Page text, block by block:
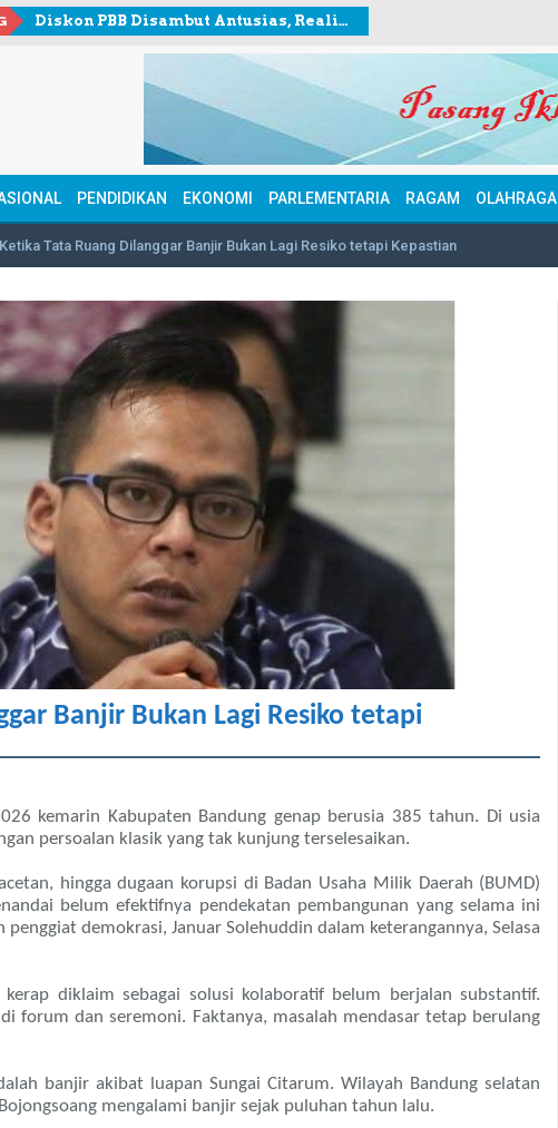
Diskon PBB Disambut Antusias, Realisasi Penerimaan Lampaui Rp307 Miliar
PENDIDIKAN EKONOMI PARLEMENTARIA RAGAM OLAHRAGA
Ketika Tata Ruang Dilanggar Banjir Bukan Lagi Resiko tetapi Kepastian
Banjir Bukan Lagi Resiko tetapi
kemarin Kabupaten Bandung genap berusia 385 tahun. Di usia
persoalan klasik yang tak kunjung terselesaikan.
hingga dugaan korupsi di Badan Usaha Milik Daerah (BUMD)
belum efektifnya pendekatan pembangunan yang selama ini
demokrasi, Januar Solehuddin dalam keterangannya, Selasa
diklaim sebagai solusi kolaboratif belum berjalan substantif.
forum dan seremoni. Faktanya, masalah mendasar tetap berulang
banjir akibat luapan Sungai Citarum. Wilayah Bandung selatan
mengalami banjir sejak puluhan tahun lalu.